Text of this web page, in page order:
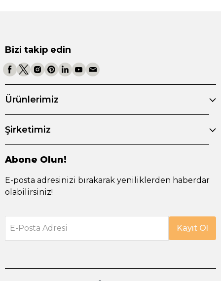
Bizi takip edin
Ürünlerimiz
Şirketimiz
Abone Olun!
E-posta adresinizi bırakarak yeniliklerden haberdar
olabilirsiniz!
E-Posta Adresi Kayıt Ol